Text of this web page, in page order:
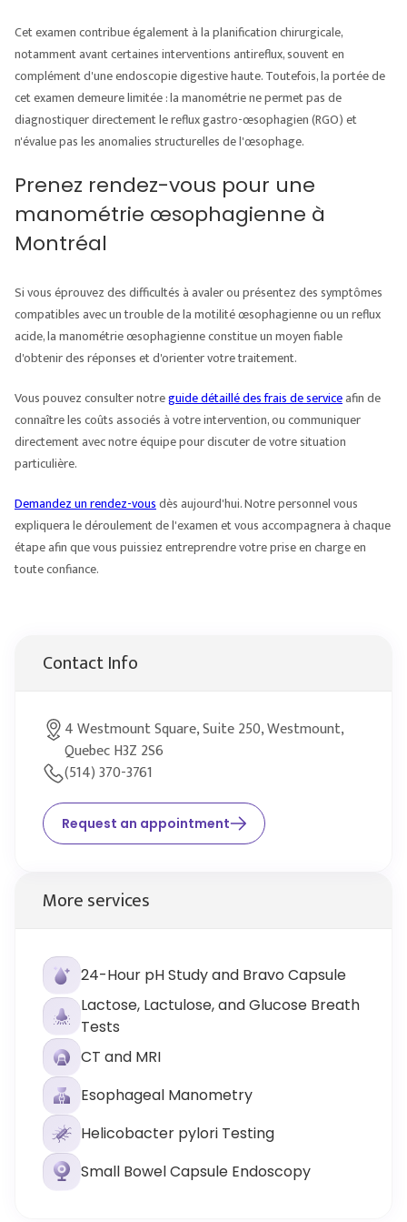
Cet examen contribue également à la planification chirurgicale,
notamment avant certaines interventions antireflux, souvent en
complément d'une endoscopie digestive haute. Toutefois, la portée de
cet examen demeure limitée : la manométrie ne permet pas de
diagnostiquer directement le reflux gastro-œsophagien (RGO) et
n'évalue pas les anomalies structurelles de l'œsophage.
Prenez rendez-vous pour une
manométrie œsophagienne à
Montréal
Si vous éprouvez des difficultés à avaler ou présentez des symptômes
compatibles avec un trouble de la motilité œsophagienne ou un reflux
acide, la manométrie œsophagienne constitue un moyen fiable
d'obtenir des réponses et d'orienter votre traitement.
Vous pouvez consulter notreguide détaillé des frais de serviceafin de
connaître les coûts associés à votre intervention, ou communiquer
directement avec notre équipe pour discuter de votre situation
particulière.
Demandez un rendez-vousdès aujourd'hui. Notre personnel vous
expliquera le déroulement de l'examen et vous accompagnera à chaque
étape afin que vous puissiez entreprendre votre prise en charge en
toute confiance.
Contact Info
4 Westmount Square, Suite 250, Westmount,
Quebec H3Z 2S6
(514) 370-3761
Request an appointment
More services
24-Hour pH Study and Bravo Capsule
Lactose, Lactulose, and Glucose Breath
Tests
CT and MRI
Esophageal Manometry
Helicobacter pylori Testing
Small Bowel Capsule Endoscopy